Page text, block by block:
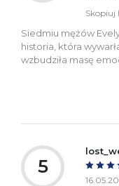
Skopiuj
Siedmiu mężów
historia, która
wzbudziła masę
5